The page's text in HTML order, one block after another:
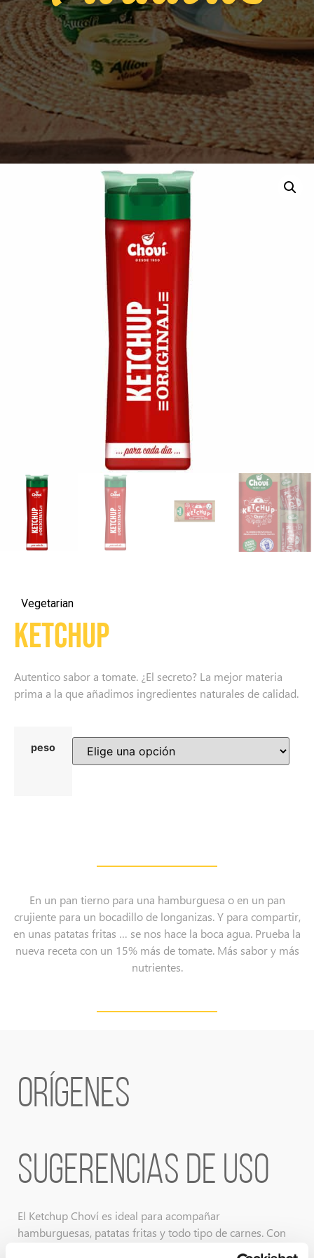
Vegetarian
Ketchup
Autentico sabor a tomate. ¿El secreto? La mejor materia
prima a la que añadimos ingredientes naturales de calidad.
peso
En un pan tierno para una hamburguesa o en un pan
crujiente para un bocadillo de longanizas. Y para compartir,
en unas patatas fritas … se nos hace la boca agua. Prueba la
nueva receta con un 15% más de tomate. Más sabor y más
nutrientes.
ORÍGENES
SUGERENCIAS DE USO
El Ketchup Choví es ideal para acompañar
hamburguesas, patatas fritas y todo tipo de carnes. Con